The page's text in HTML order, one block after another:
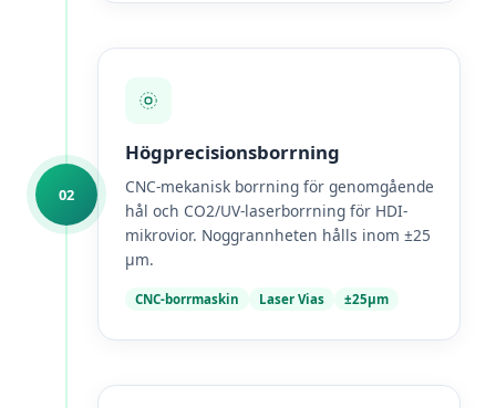
02
Högprecisionsborrning
CNC-mekanisk borrning för genomgående
hål och CO2/UV-laserborrning för HDI-
mikrovior. Noggrannheten hålls inom ±25
µm.
CNC-borrmaskin Laser Vias ±25µm